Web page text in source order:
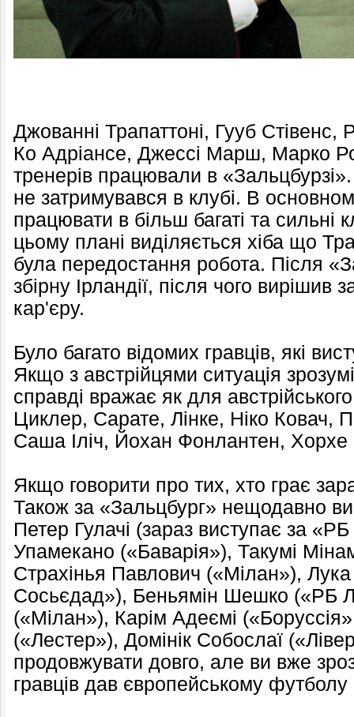
Джованні Трапаттоні, Гууб
Ко Адріансе, Джессі Марш, Марко
тренерів працювали в
не затримувався в клубі. В
працювати в більш багаті та сильні
цьому плані виділяється хіба що
була передостання робота. Після
збірну Ірландії, після чого вирішив
кар'єру.
Було багато відомих гравців, які
Якщо з австрійцями ситуація
справді вражає як для
Циклер, Сарате, Лінке, Ніко Ковач,
Саша Іліч, Йохан Фонлантен, Хорхе
Якщо говорити про тих, хто грає
Також за «Зальцбург» нещодавно
Петер Гулачі (зараз виступає за
Упамекано («Баварія»), Такумі
Страхінья Павлович («Мілан»),
Сосьєдад»), Беньямін Шешко («РБ
(«Мілан»), Карім Адеємі
(«Лестер»), Домінік Собослаї
продовжувати довго, але ви вже
гравців дав європейському